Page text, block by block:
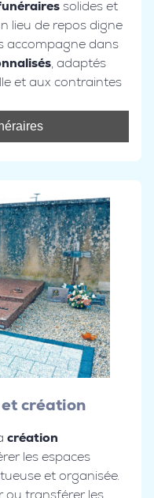
solides et
lieu de repos digne
accompagne dans
, adaptés
et aux contraintes
et création
création
les espaces
et organisée.
ou transférer les